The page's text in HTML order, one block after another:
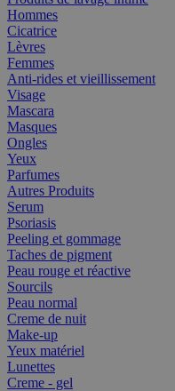
Hommes
Cicatrice
Lèvres
Femmes
Anti-rides et vieillissement
Visage
Mascara
Masques
Ongles
Yeux
Parfumes
Autres Produits
Serum
Psoriasis
Peeling et gommage
Taches de pigment
Peau rouge et réactive
Sourcils
Peau normal
Creme de nuit
Make-up
Yeux matériel
Lunettes
Creme - gel